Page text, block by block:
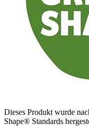
Dieses Produkt wurde
Shape® Standards